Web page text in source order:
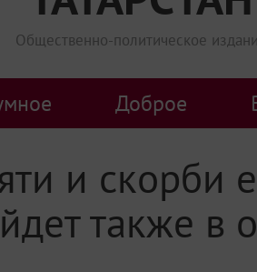
Общественно-политическое
Доброе
и скорби
также в